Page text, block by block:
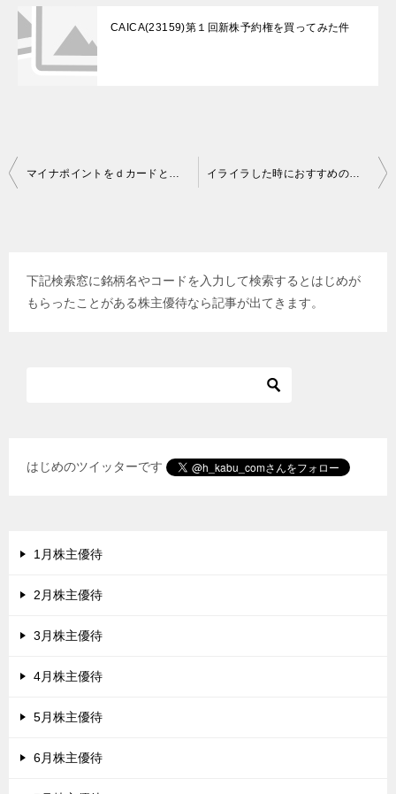
CAICA(23159)第１回新株予約権を買ってみた件
投
マイナポイントをｄカードとWAONで申請してみた感想！ イライラした時におすすめの行動2
下記検索窓に銘柄名やコードを入力して検索するとはじめが
もらったことがある株主優待なら記事が出てきます。
はじめのツイッターです
1月株主優待
2月株主優待
3月株主優待
4月株主優待
5月株主優待
6月株主優待